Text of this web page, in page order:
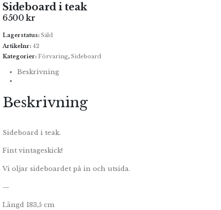
Sideboard i teak
6500kr
Lagerstatus: Såld
Artikelnr: 42
Kategorier: Förvaring, Sideboard
Beskrivning
Beskrivning
Sideboard i teak.
Fint vintageskick!
Vi oljar sideboardet på in och utsida.
—
Längd 183,5 cm